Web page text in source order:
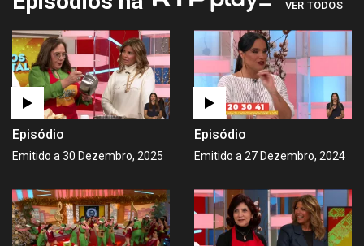
VER TODOS
Episódio
Emitido a 30 Dezembro, 2025
Episódio
Emitido a 27 Dezembro, 2024